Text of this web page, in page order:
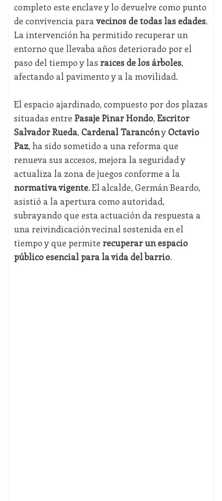
completo este enclave y lo devuelve como punto
de convivencia para vecinos de todas las edades.
La intervención ha permitido recuperar un
entorno que llevaba años deteriorado por el
paso del tiempo y las raíces de los árboles,
afectando al pavimento y a la movilidad.
El espacio ajardinado, compuesto por dos plazas
situadas entre Pasaje Pinar Hondo, Escritor
Salvador Rueda, Cardenal Tarancóny Octavio
Paz, ha sido sometido a una reforma que
renueva sus accesos, mejora la seguridad y
actualiza la zona de juegos conforme a la
normativa vigente. El alcalde, Germán Beardo,
asistió a la apertura como autoridad,
subrayando que esta actuación da respuesta a
una reivindicación vecinal sostenida en el
tiempo y que permite recuperar un espacio
público esencial para la vida del barrio.